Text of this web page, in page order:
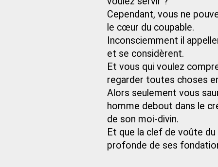
Cependant, vous ne
le cœur du coupable.
Inconsciemment il
et se considèrent.
Et vous qui voulez
regarder toutes choses
Alors seulement vous
homme debout dans le
de son moi-divin.
Et que la clef de voûte
profonde de ses